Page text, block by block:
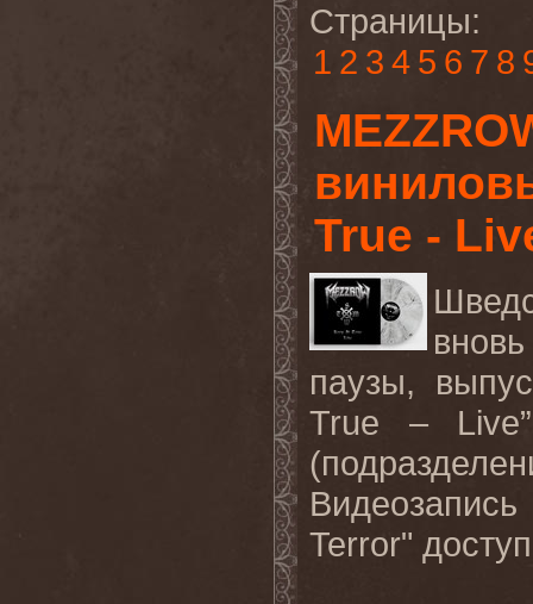
Страницы:
1 2 3 4 5 6 7 8
True -
паузы,
True
– Live
Terror"